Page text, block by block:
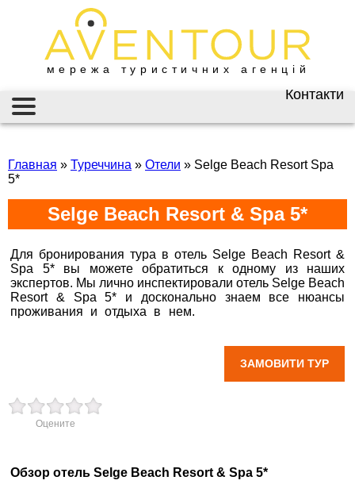
мережа туристичних агенцій
Контакти
Київ
Васильківська 34
+38 (099) 180-32-43,
+38 (093) 180-32-43
0800 33 01 80
kyiv@aventour.ua
Пн. - Пт. 9:00 - 18:00
Сб 10:00 - 15:00
+38 (093) 180-32-43
0800 33 01 80
AVENTOUR / АВЕНТУР
ІНФОРМАЦІЯ
ВІЗИ
НАЙКРАЩІ ПРОПОЗИЦІЇ
ВАКАНСІЇ
Главная » Туреччина » Отели » Selge Beach Resort Spa
5*
Selge Beach Resort & Spa 5*
Для бронирования тура в отель Selge Beach Resort &
Spa 5* вы можете обратиться к одному из наших
экспертов. Мы лично инспектировали отель Selge Beach
Resort & Spa 5* и досконально знаем все нюансы
проживания и отдыха в нем.
ЗАМОВИТИ ТУР
Оцените
Обзор отель Selge Beach Resort & Spa 5*